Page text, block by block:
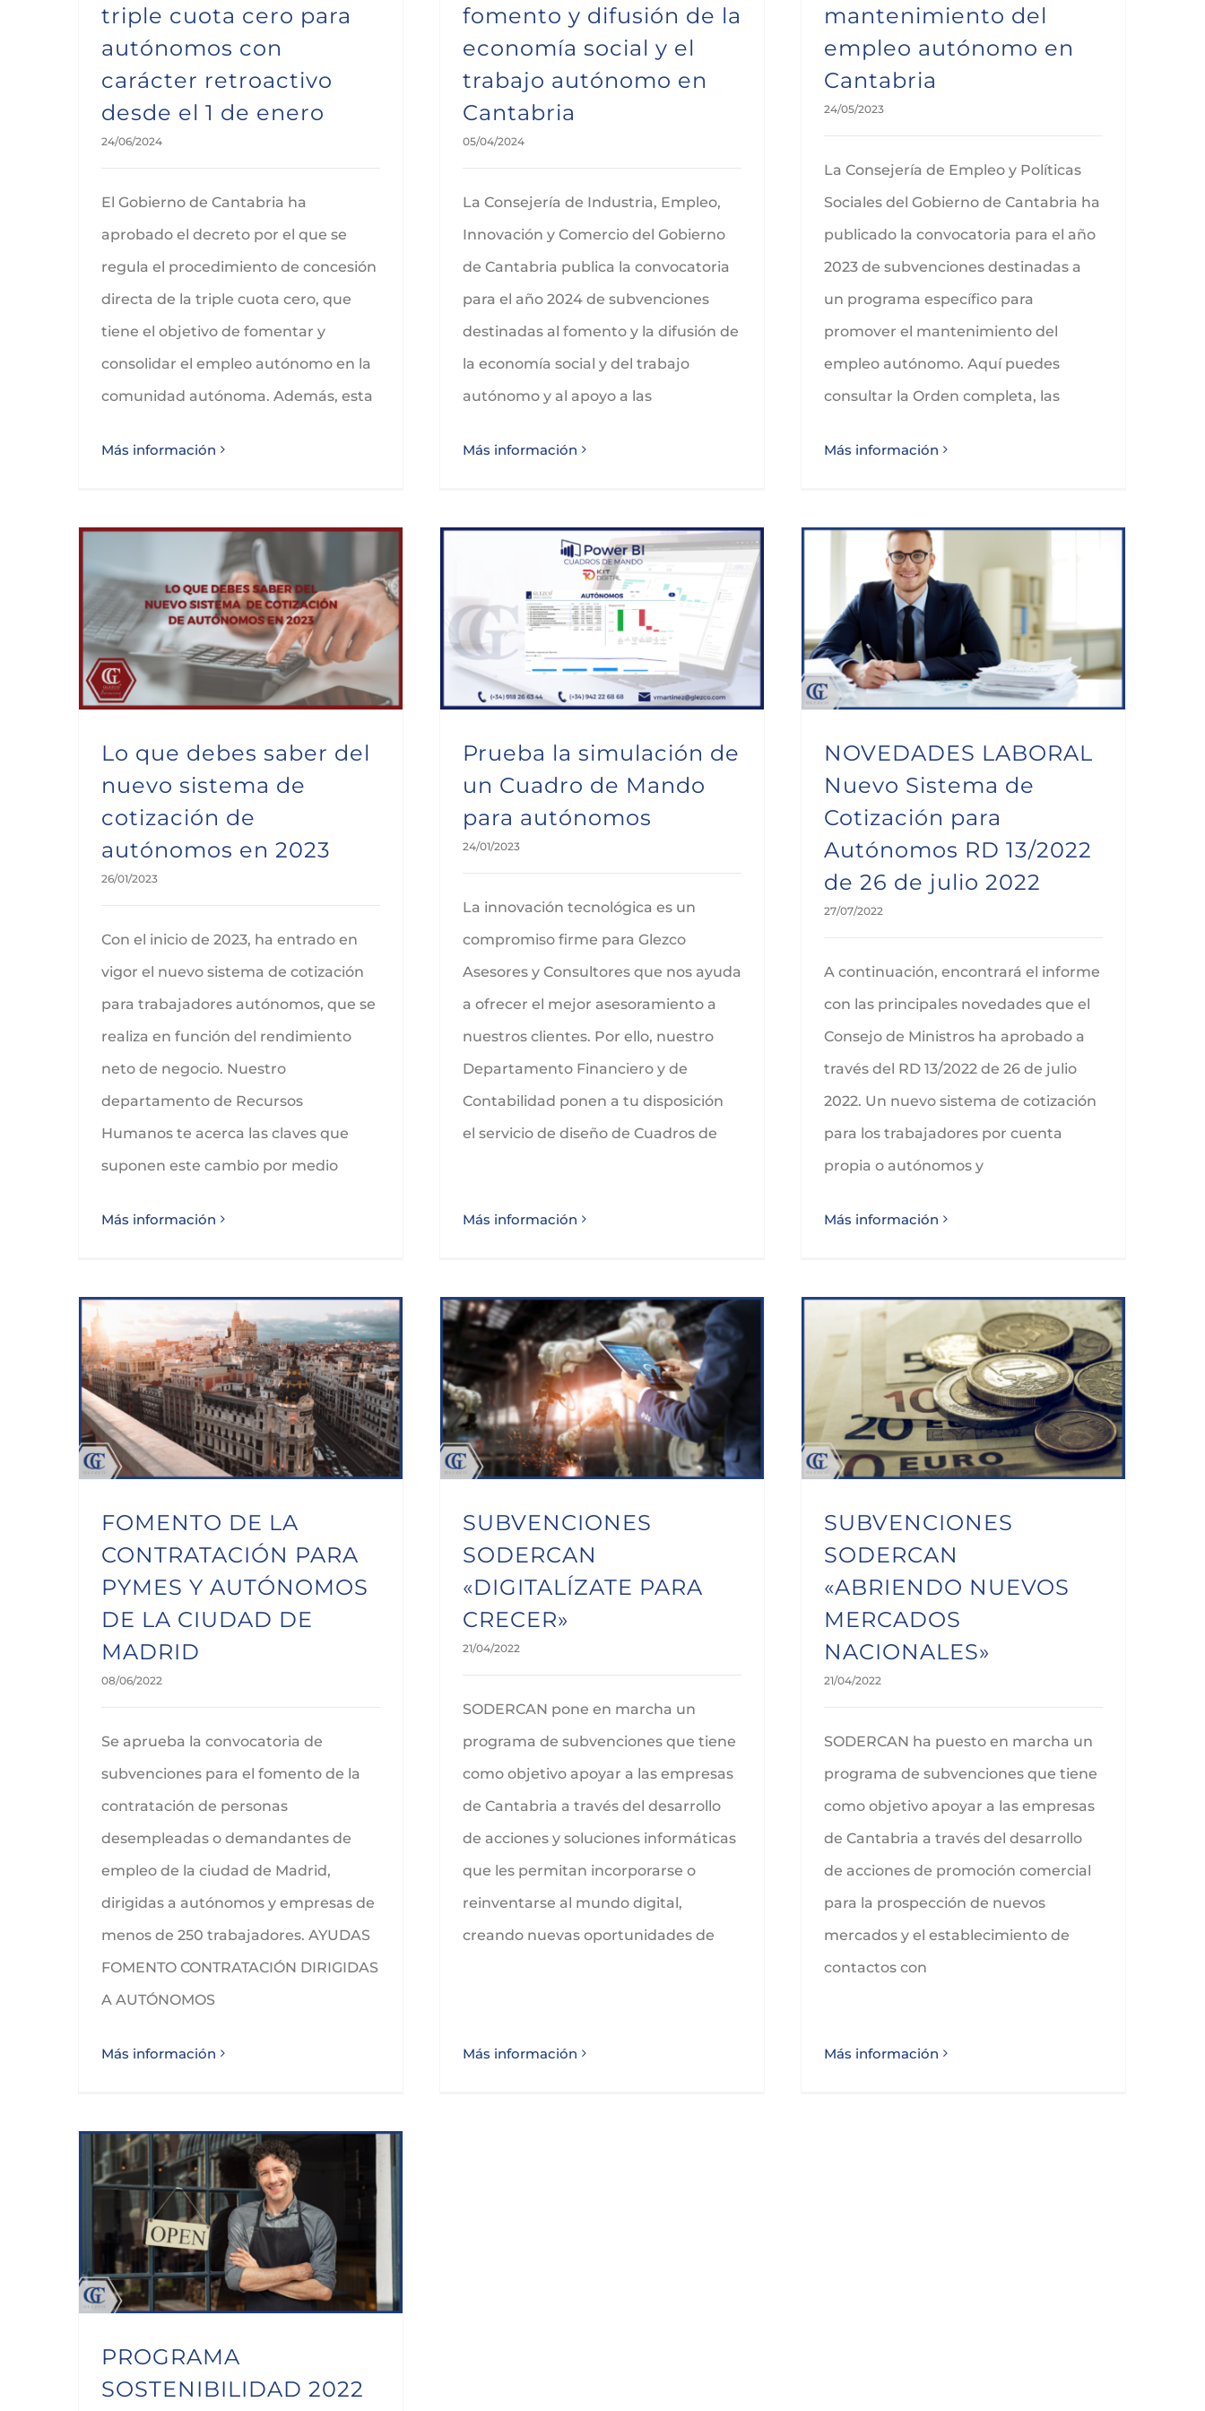
triple cuota cero para
autónomos con
carácter retroactivo
desde el 1 de enero
24/06/2024
El Gobierno de Cantabria ha
aprobado el decreto por el que se
regula el procedimiento de concesión
directa de la triple cuota cero, que
tiene el objetivo de fomentar y
consolidar el empleo autónomo en la
comunidad autónoma. Además, esta
Más información
fomento y difusión de la
economía social y el
trabajo autónomo en
Cantabria
05/04/2024
La Consejería de Industria, Empleo,
Innovación y Comercio del Gobierno
de Cantabria publica la convocatoria
para el año 2024 de subvenciones
destinadas al fomento y la difusión de
la economía social y del trabajo
autónomo y al apoyo a las
Más información
mantenimiento del
empleo autónomo en
Cantabria
24/05/2023
La Consejería de Empleo y Políticas
Sociales del Gobierno de Cantabria ha
publicado la convocatoria para el año
2023 de subvenciones destinadas a
un programa específico para
promover el mantenimiento del
empleo autónomo. Aquí puedes
consultar la Orden completa, las
Más información
Lo que debes saber del
nuevo sistema de
cotización de
autónomos en 2023
26/01/2023
Con el inicio de 2023, ha entrado en
vigor el nuevo sistema de cotización
para trabajadores autónomos, que se
realiza en función del rendimiento
neto de negocio. Nuestro
departamento de Recursos
Humanos te acerca las claves que
suponen este cambio por medio
Más información
Prueba la simulación de
un Cuadro de Mando
para autónomos
24/01/2023
La innovación tecnológica es un
compromiso firme para Glezco
Asesores y Consultores que nos ayuda
a ofrecer el mejor asesoramiento a
nuestros clientes. Por ello, nuestro
Departamento Financiero y de
Contabilidad ponen a tu disposición
el servicio de diseño de Cuadros de
Más información
NOVEDADES LABORAL
Nuevo Sistema de
Cotización para
Autónomos RD 13/2022
de 26 de julio 2022
27/07/2022
A continuación, encontrará el informe
con las principales novedades que el
Consejo de Ministros ha aprobado a
través del RD 13/2022 de 26 de julio
2022. Un nuevo sistema de cotización
para los trabajadores por cuenta
propia o autónomos y
Más información
FOMENTO DE LA
CONTRATACIÓN PARA
PYMES Y AUTÓNOMOS
DE LA CIUDAD DE
MADRID
08/06/2022
Se aprueba la convocatoria de
subvenciones para el fomento de la
contratación de personas
desempleadas o demandantes de
empleo de la ciudad de Madrid,
dirigidas a autónomos y empresas de
menos de 250 trabajadores. AYUDAS
FOMENTO CONTRATACIÓN DIRIGIDAS
A AUTÓNOMOS
Más información
SUBVENCIONES
SODERCAN
«DIGITALÍZATE PARA
CRECER»
21/04/2022
SODERCAN pone en marcha un
programa de subvenciones que tiene
como objetivo apoyar a las empresas
de Cantabria a través del desarrollo
de acciones y soluciones informáticas
que les permitan incorporarse o
reinventarse al mundo digital,
creando nuevas oportunidades de
Más información
SUBVENCIONES
SODERCAN
«ABRIENDO NUEVOS
MERCADOS
NACIONALES»
21/04/2022
SODERCAN ha puesto en marcha un
programa de subvenciones que tiene
como objetivo apoyar a las empresas
de Cantabria a través del desarrollo
de acciones de promoción comercial
para la prospección de nuevos
mercados y el establecimiento de
contactos con
Más información
PROGRAMA
SOSTENIBILIDAD 2022